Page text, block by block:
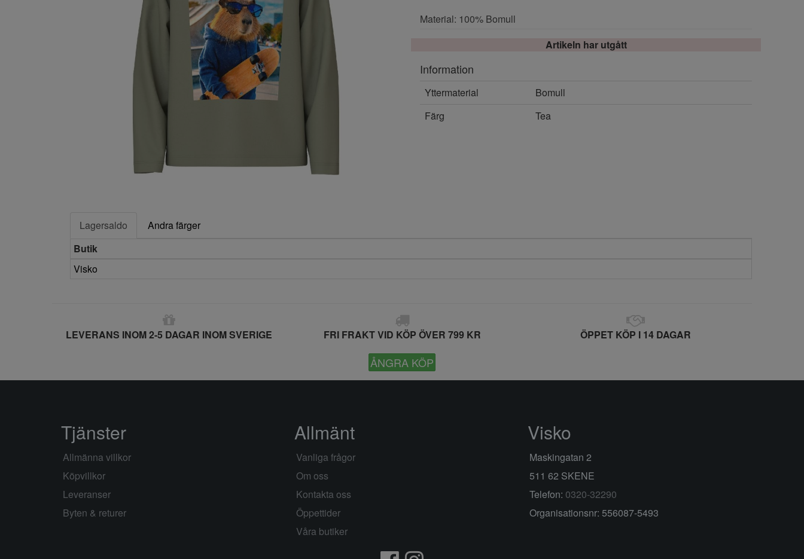
Material: 100% Bomull
Artikeln har utgått
Information
Yttermaterial
Bomull
Färg
Tea
Lagersaldo
Andra färger
Butik
Visko
LEVERANS INOM 2-5 DAGAR INOM SVERIGE FRI FRAKT VID KÖP ÖVER 799 KR ÖPPET KÖP I 14 DAGAR
ÅNGRA KÖP
Tjänster
Allmänna villkor
Köpvillkor
Leveranser
Byten & returer
Allmänt
Vanliga frågor
Om oss
Kontakta oss
Öppettider
Våra butiker
Visko
Maskingatan 2
511 62 SKENE
Telefon: 0320-32290
Organisationsnr: 556087-5493